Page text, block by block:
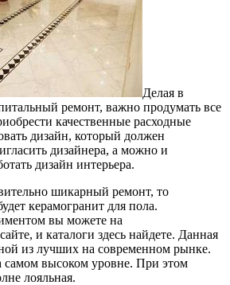
Делая в
ремонт, важно продумать все
качественные расходные
дизайн, который должен
дизайнера, а можно и
дизайн интерьера.
шикарный ремонт, то
керамогранит для пола.
вы можете на
и каталоги здесь найдете. Данная
из лучших на современном рынке.
самом высоком уровне. При этом
лояльная.